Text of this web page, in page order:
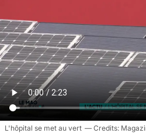
L'hôpital se met au vert